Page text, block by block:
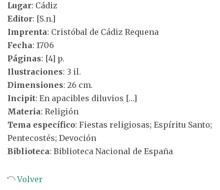
Lugar: Cádiz
Editor: [S.n.]
Imprenta: Cristóbal de Cádiz Requena
Fecha: 1706
Páginas: [4] p.
Ilustraciones: 3 il.
Dimensiones: 26 cm.
Incipit: En apacibles diluvios […]
Materia: Religión
Tema específico: Fiestas religiosas; Espíritu Santo;
Pentecostés; Devoción
Biblioteca: Biblioteca Nacional de España
Volver